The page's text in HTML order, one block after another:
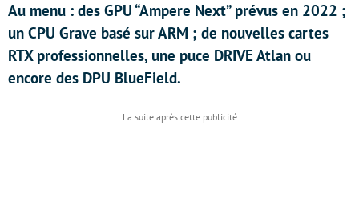
Au menu : des GPU “Ampere Next” prévus en 2022 ;
un CPU Grave basé sur ARM ; de nouvelles cartes
RTX professionnelles, une puce DRIVE Atlan ou
encore des DPU BlueField.